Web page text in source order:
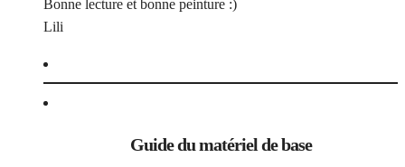
Bonne lecture et bonne peinture :)
Lili
Guide du matériel de base